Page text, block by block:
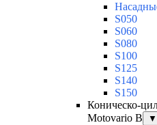
S050
S060
S080
S100
S125
S140
S150
Коническо-
Motovario B
▼